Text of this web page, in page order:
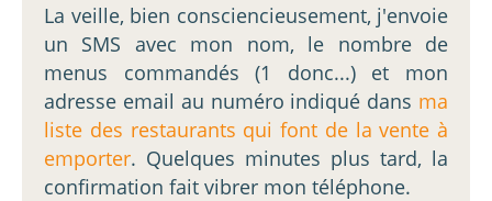
La veille, bien consciencieusement, j'envoie
un SMS avec mon nom, le nombre de
menus commandés (1 donc...) et mon
adresse email au numéro indiqué dans ma
liste des restaurants qui font de la vente à
emporter. Quelques minutes plus tard, la
confirmation fait vibrer mon téléphone.